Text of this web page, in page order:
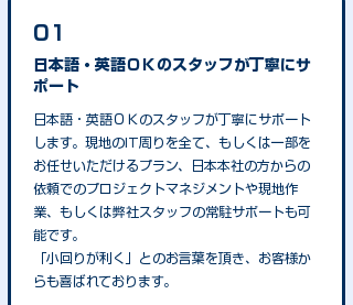
01
日本語・英語ＯＫのスタッフが丁寧にサ
ポート
日本語・英語ＯＫのスタッフが丁寧にサポート
します。現地のIT周りを全て、もしくは一部を
お任せいただけるプラン、日本本社の方からの
依頼でのプロジェクトマネジメントや現地作
業、もしくは弊社スタッフの常駐サポートも可
能です。
「小回りが利く」とのお言葉を頂き、お客様か
らも喜ばれております。